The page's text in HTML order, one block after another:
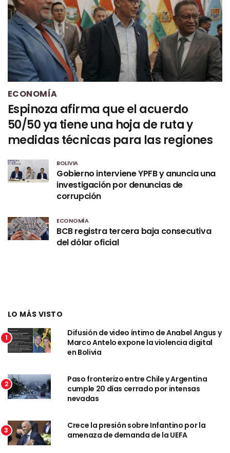
ECONOMÍA
Espinoza afirma que el acuerdo
50/50 ya tiene una hoja de ruta y
medidas técnicas para las regiones
BOLIVIA
Gobierno interviene YPFB y anuncia una
investigación por denuncias de
corrupción
ECONOMÍA
BCB registra tercera baja consecutiva
del dólar oficial
LO MÁS VISTO
1
Difusión de video íntimo de Anabel Angus y
Marco Antelo expone la violencia digital
en Bolivia
2
Paso fronterizo entre Chile y Argentina
cumple 20 días cerrado por intensas
nevadas
3
Crece la presión sobre Infantino por la
amenaza de demanda de la UEFA